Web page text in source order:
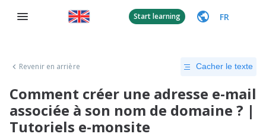
Start learning FR
Revenir en arrière Cacher le texte
Comment créer une adresse e-mail
associée à son nom de domaine ? |
Tutoriels e-monsite